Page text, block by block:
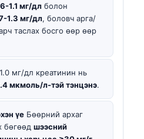
1.1 мг/дл болон
1.3 мг/дл, боловч арга/
таслах босго өөр өөр
1.0 мг/дл креатинин нь
мкмоль/л-тэй тэнцэнэ.
үе Бөөрний архаг
бөгөөд шээсний